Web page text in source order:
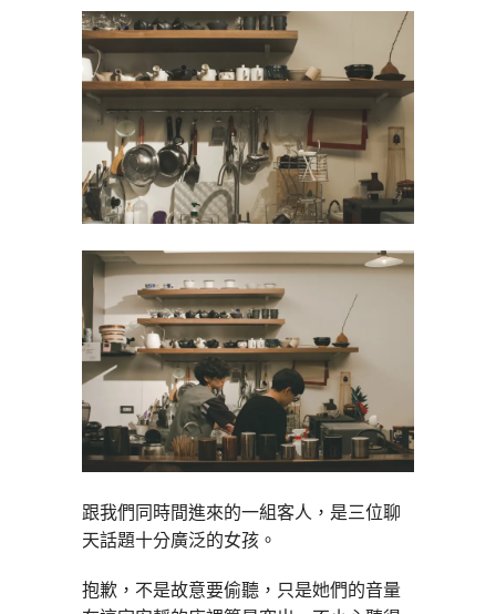
跟我們同時間進來的一組客人，是三位聊
天話題十分廣泛的女孩。
抱歉，不是故意要偷聽，只是她們的音量